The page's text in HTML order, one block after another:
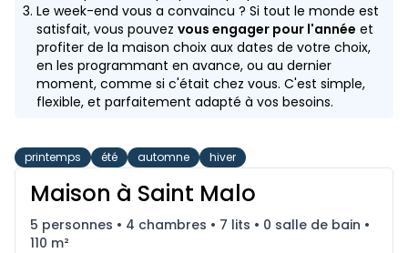
Le week-end vous a convaincu ? Si tout le monde est
satisfait, vous pouvez vous engager pour l'année et
profiter de la maison choix aux dates de votre choix,
en les programmant en avance, ou au dernier
moment, comme si c'était chez vous. C'est simple,
flexible, et parfaitement adapté à vos besoins.
printemps été automne hiver
Maison à Saint Malo
5 personnes • 4 chambres • 7 lits • 0 salle de bain •
110 m²